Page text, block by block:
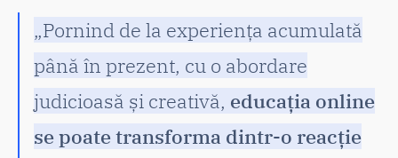
„Pornind de la experiența acumulată
până în prezent, cu o abordare
judicioasă și creativă, educația online
se poate transforma dintr-o reacție